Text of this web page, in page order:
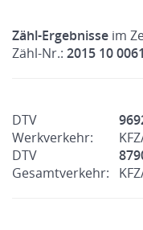
Zähl-Ergebnisse im
Zähl-Nr.: 2015 10 0061
DTV
Werkverkehr:
DTV
Gesamtverkehr: